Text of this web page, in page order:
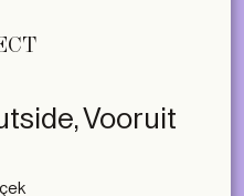
Vooruit